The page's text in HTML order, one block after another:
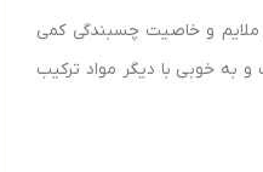
و خاصیت چسبندگی کمی
به خوبی با دیگر مواد ترکیب